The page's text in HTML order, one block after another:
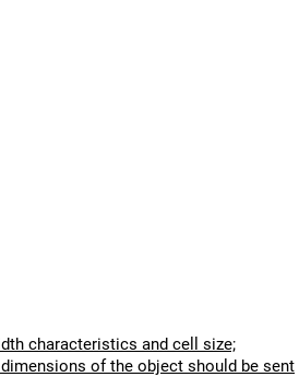
characteristics and cell size;
of the object should be sent